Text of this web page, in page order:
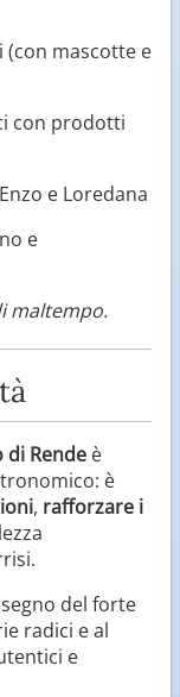
(con mascotte e
con prodotti
e Loredana
e
maltempo.
di Rende è
è
, rafforzare i
del forte
radici e al
e